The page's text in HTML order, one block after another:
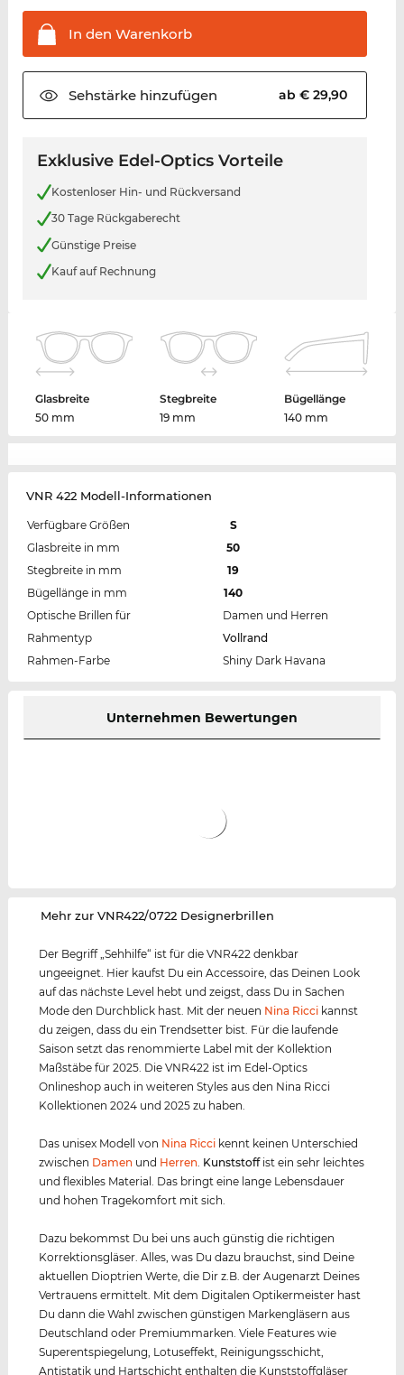
In den Warenkorb
Sehstärkehinzufügen ab € 29,90
Exklusive Edel-Optics Vorteile
Kostenloser Hin- und Rückversand
30 Tage Rückgaberecht
Günstige Preise
Kauf auf Rechnung
Glasbreite
50 mm
Stegbreite
19 mm
Bügellänge
140 mm
VNR 422 Modell-Informationen
Verfügbare Größen
S
Glasbreite in mm
50
Stegbreite in mm
19
Bügellänge in mm
140
Optische Brillen für
Damen und Herren
Rahmentyp
Vollrand
Rahmen-Farbe
Shiny Dark Havana
Unternehmen Bewertungen
‌Mehr zur VNR422/0722 Designerbrillen
Der Begriff „Sehhilfe“ ist für die VNR422 denkbar
ungeeignet. Hier kaufst Du ein Accessoire, das Deinen Look
auf das nächste Level hebt und zeigst, dass Du in Sachen
Mode den Durchblick hast. Mit der neuen Nina Ricci kannst
du zeigen, dass du ein Trendsetter bist. Für die laufende
Saison setzt das renommierte Label mit der Kollektion
Maßstäbe für 2025. Die VNR422 ist im Edel-Optics
Onlineshop auch in weiteren Styles aus den Nina Ricci
Kollektionen 2024 und 2025 zu haben.
Das unisex Modell von Nina Ricci kennt keinen Unterschied
zwischen Damen und Herren Kunststoffist ein sehr leichtes
und flexibles Material. Das bringt eine lange Lebensdauer
und hohen Tragekomfort mit sich.
Dazu bekommst Du bei uns auch günstig die richtigen
Korrektionsgläser. Alles, was Du dazu brauchst, sind Deine
aktuellen Dioptrien Werte, die Dir z.B. der Augenarzt Deines
Vertrauens ermittelt. Mit dem Digitalen Optikermeister hast
Du dann die Wahl zwischen günstigen Markengläsern aus
Deutschland oder Premiummarken. Viele Features wie
Superentspiegelung, Lotuseffekt, Reinigungsschicht,
Antistatik und Hartschicht enthalten die Kunststoffgläser